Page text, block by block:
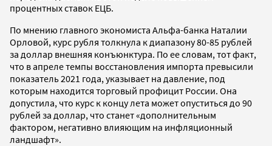
процентных ставок ЕЦБ.
По мнению главного экономиста Альфа-банка Наталии
Орловой, курс рубля толкнула к диапазону 80-85 рублей
за доллар внешняя конъюнктура. По ее словам, тот факт,
что в апреле темпы восстановления импорта превысили
показатель 2021 года, указывает на давление, под
которым находится торговый профицит России. Она
допустила, что курс к концу лета может опуститься до 90
рублей за доллар, что станет «дополнительным
фактором, негативно влияющим на инфляционный
ландшафт».